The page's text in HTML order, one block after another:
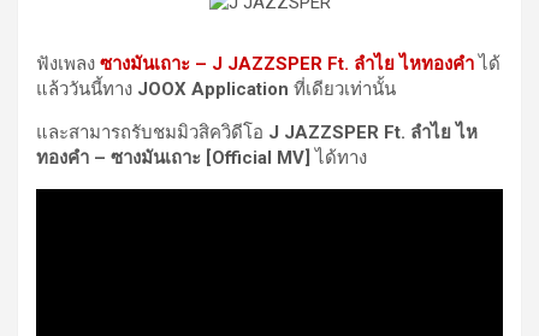
ฟังเพลง ซางมันเถาะ – J JAZZSPER Ft. ลำไย ไหทองคำ ได้
แล้ววันนี้ทาง JOOX Application ที่เดียวเท่านั้น
และสามารถรับชมมิวสิควิดีโอ J JAZZSPER Ft. ลำไย ไห
ทองคำ – ซางมันเถาะ [Official MV] ได้ทาง